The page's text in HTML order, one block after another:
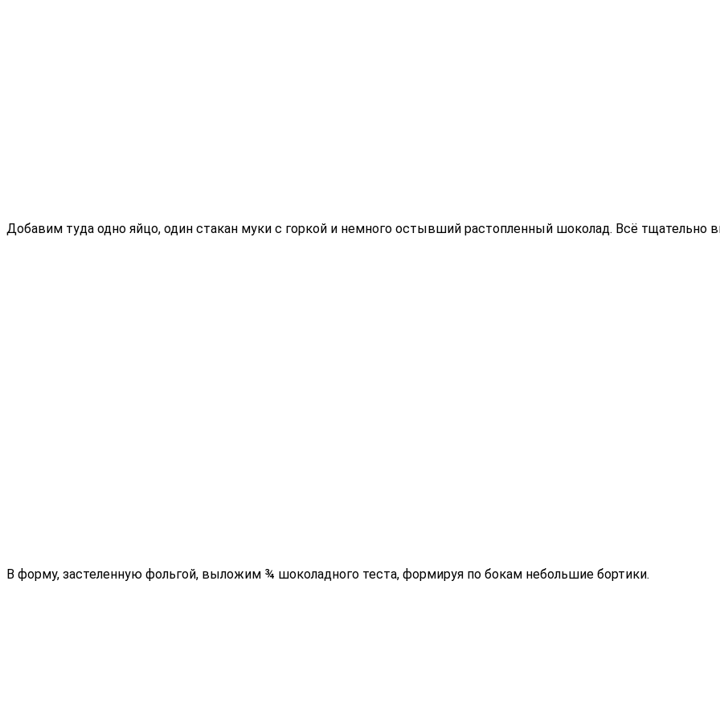
Добавим туда одно яйцо, один стакан муки с горкой и немного остывший растопленный шоколад. Всё тщательно
В форму, застеленную фольгой, выложим ¾ шоколадного теста, формируя по бокам небольшие бортики.